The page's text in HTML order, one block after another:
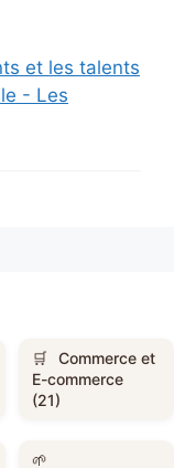
et les talents
- Les
Commerce et
E-commerce
(21)